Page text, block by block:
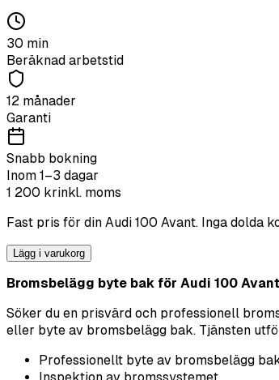
30 min
Beräknad arbetstid
12 månader
Garanti
Snabb bokning
Inom 1–3 dagar
1 200 krinkl. moms
Fast pris för din Audi 100 Avant. Inga dolda
Lägg i varukorg
Bromsbelägg byte bak för Audi 100
Söker du en prisvärd och professionell
eller byte av bromsbelägg bak. Tjänsten
Professionellt byte av bromsbelägg
Inspektion av bromssystemet